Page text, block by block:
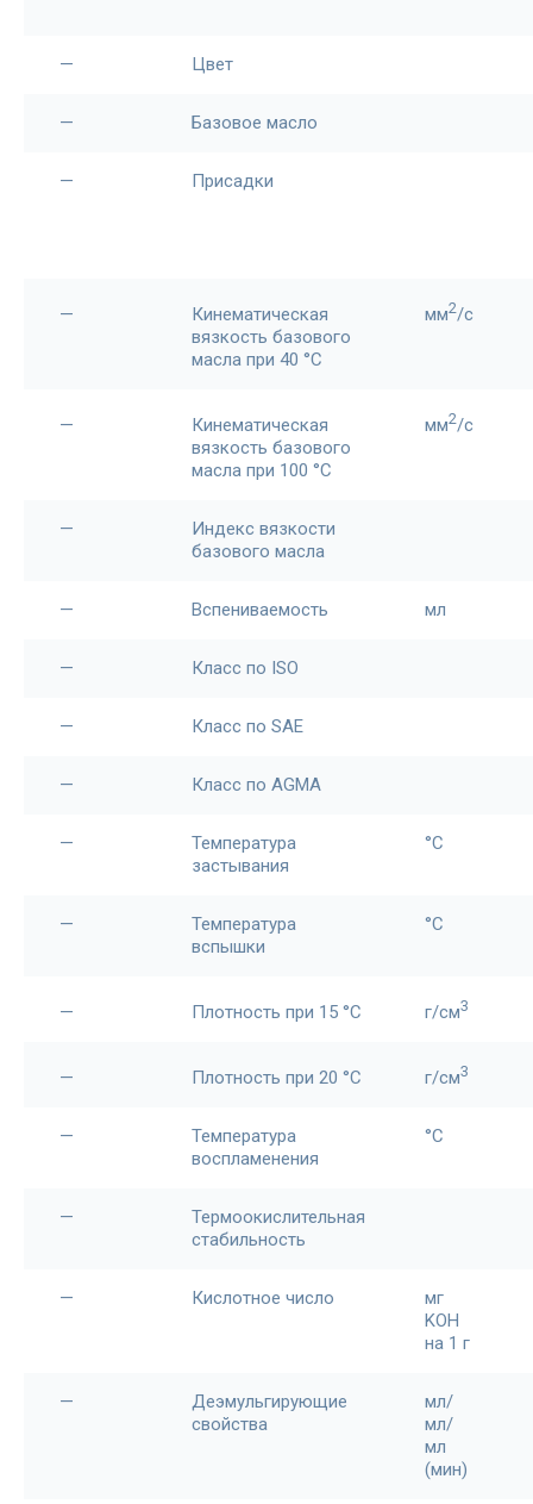
— Цвет
— Базовое масло
— Присадки
—
Кинематическая
вязкость базового
масла при 40 °С
мм2/c
—
Кинематическая
вязкость базового
масла при 100 °С
мм2/c
—
Индекс вязкости
базового масла
— Вспениваемость мл
— Класс по ISO
— Класс по SAE
— Класс по AGMA
—
Температура
застывания
°С
—
Температура
вспышки
°C
— Плотность при 15 °С г/см3
— Плотность при 20 °С г/см3
—
Температура
воспламенения
°C
—
Термоокислительная
стабильность
— Кислотное число
мг
KOH
на 1 г
—
Деэмульгирующие
свойства
мл/
мл/
мл
(мин)